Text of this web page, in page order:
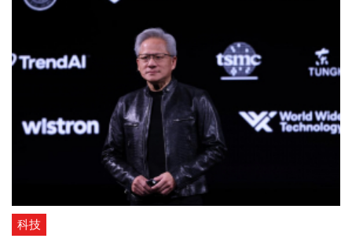
收，華邦電(2344)盤中也勁揚逾8%，旺宏(2337)、宜鼎(5289)都是上
漲的情況，相關台灣記憶體廠後市營運動能備受期待。分析師表
示，市場看好SK海力士ADR發行，記憶體族群基本面支持力道強
勁，第3季漲價已成定局，且預期到2027至2028年可能都是供不應
求的狀態，但即使利多頻傳，股價也可能出現顯著修正，近期回檔
科技